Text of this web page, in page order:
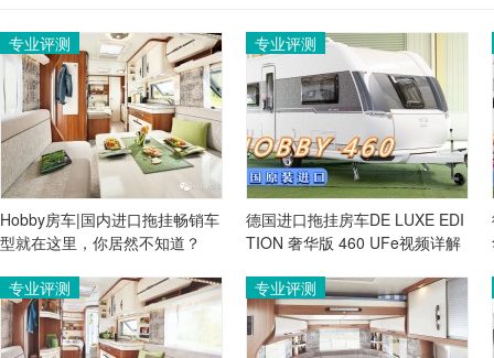
专业评测
Hobby房车|国内进口拖挂畅销车
型就在这里，你居然不知道？
专业评测
德国进口拖挂房车DE LUXE EDI
TION 奢华版 460 UFe视频详解
专业评测 专业评测